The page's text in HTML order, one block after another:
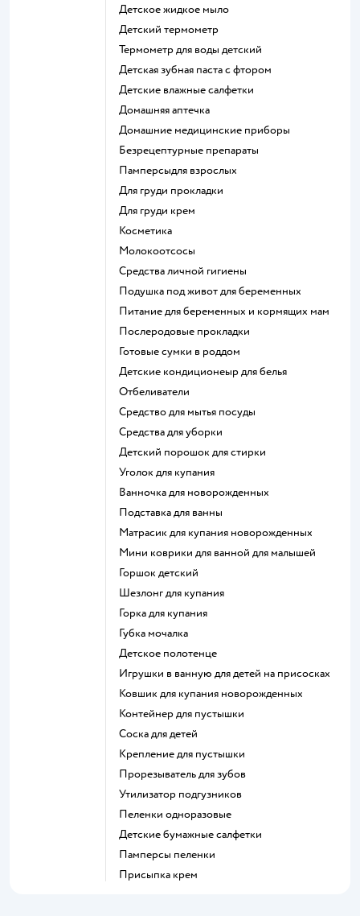
детское жидкое мыло
детский термометр
термометр для воды детский
детская зубная паста с фтором
детские влажные салфетки
домашняя аптечка
домашние медицинские приборы
безрецептурные препараты
памперсыдля взрослых
для груди прокладки
для груди крем
косметика
Молокоотсосы
средства личной гигиены
подушка под живот для беременных
питание для беременных и кормящих мам
послеродовые прокладки
готовые сумки в роддом
детские кондиционеыр для белья
отбеливатели
средство для мытья посуды
средства для уборки
детский порошок для стирки
уголок для купания
ванночка для новорожденных
подставка для ванны
матрасик для купания новорожденных
мини коврики для ванной для малышей
горшок детский
шезлонг для купания
горка для купания
губка мочалка
детское полотенце
игрушки в ванную для детей на присосках
ковшик для купания новорожденных
контейнер для пустышки
соска для детей
крепление для пустышки
прорезыватель для зубов
утилизатор подгузников
пеленки одноразовые
детские бумажные салфетки
памперсы пеленки
присыпка крем